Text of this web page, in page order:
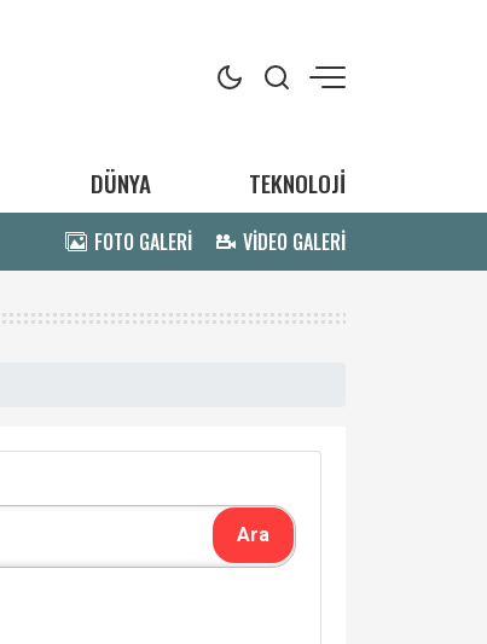
DÜNYA TEKNOLOJİ
FOTO GALERİ VİDEO GALERİ